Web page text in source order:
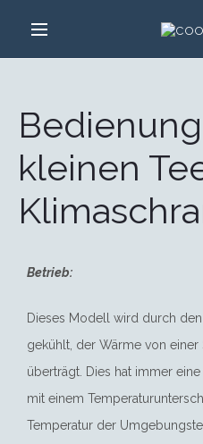
kleinen
Betrieb:
Dieses Modell wird durch
gekühlt, der Wärme von einer
überträgt. Dies hat immer
mit einem
Temperatur der